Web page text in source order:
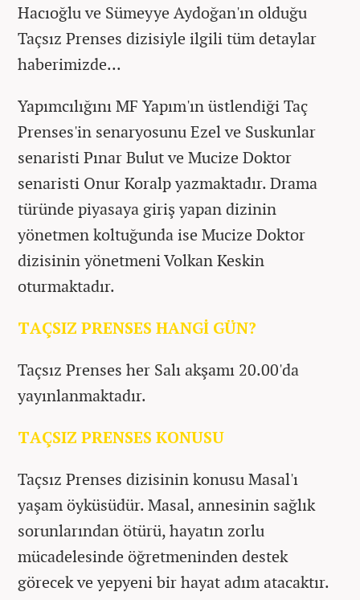
Hacıoğlu ve Sümeyye Aydoğan'ın olduğu
Taçsız Prenses dizisiyle ilgili tüm detaylar
haberimizde...
Yapımcılığını MF Yapım'ın üstlendiği Taç
Prenses'in senaryosunu Ezel ve Suskunlar
senaristi Pınar Bulut ve Mucize Doktor
senaristi Onur Koralp yazmaktadır. Drama
türünde piyasaya giriş yapan dizinin
yönetmen koltuğunda ise Mucize Doktor
dizisinin yönetmeni Volkan Keskin
oturmaktadır.
TAÇSIZ PRENSES HANGİ GÜN?
Taçsız Prenses her Salı akşamı 20.00'da
yayınlanmaktadır.
TAÇSIZ PRENSES KONUSU
Taçsız Prenses dizisinin konusu Masal'ı
yaşam öyküsüdür. Masal, annesinin sağlık
sorunlarından ötürü, hayatın zorlu
mücadelesinde öğretmeninden destek
görecek ve yepyeni bir hayat adım atacaktır.